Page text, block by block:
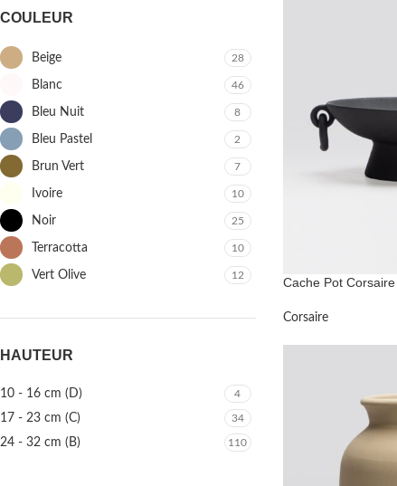
COULEUR
Beige 28
Blanc 46
Bleu Nuit 8
Bleu Pastel 2
Brun Vert 7
Ivoire 10
Noir 25
Terracotta 10
Vert Olive 12
HAUTEUR
10 - 16 cm (D) 4
17 - 23 cm (C) 34
24 - 32 cm (B) 110
Cache Pot
Corsaire